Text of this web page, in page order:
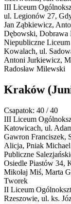
III Liceum
ul. Legionów 27,
Jan Ząbkiewicz,
Dębowski, Dobrawa
Niepubliczne Liceum
Kowalach, ul.
Antoni Jurkiewicz,
Radosław Milewski
Kraków
Csapatok: 40 / 40
III Liceum
Katowicach, ul.
Gawron Franciszek,
Alicja, Pniak Michael
Publiczne
Osiedle Piastów 34,
Mikołaj Miś, Marta
Tworek
II Liceum
Rzeszowie, ul. ks.